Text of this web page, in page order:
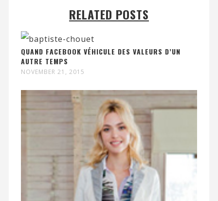
RELATED POSTS
QUAND FACEBOOK VÉHICULE DES VALEURS D’UN
AUTRE TEMPS
NOVEMBER 21, 2015